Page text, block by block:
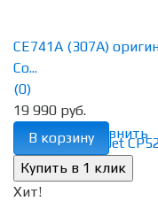
избранное сравнить
CE741A (307A)
Co...
(0)
19 990 руб.
В корзину
Хит!